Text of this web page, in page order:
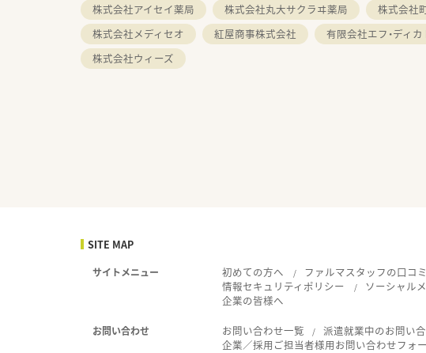
株式会社アイセイ薬局
株式会社丸大サクラヰ薬局 株式会社
株式会社メディセオ
紅屋商事株式会社 有限会社エフ・ディカ
株式会社ウィーズ
SITE MAP
サイトメニュー 初めての方へ ファルマスタッフの口コミ
情報セキュリティポリシー
ソーシャル
企業の皆様へ
お問い合わせ お問い合わせ一覧 派遣就業中のお問い
企業／採用ご担当者様用お問い合わせフォ